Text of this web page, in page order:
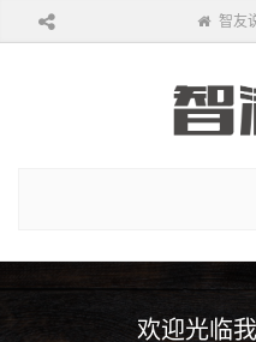
智友
欢迎光临